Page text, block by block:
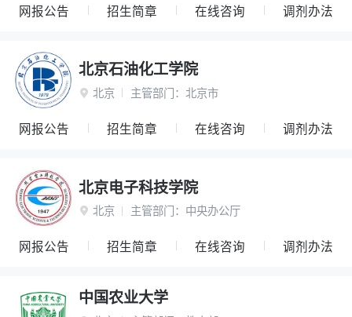
网报公告 招生简章 在线咨询 调剂办法
北京石油化工学院
 北京 主管部门： 北京市
网报公告 招生简章 在线咨询 调剂办法
北京电子科技学院
 北京 主管部门： 中央办公厅
网报公告 招生简章 在线咨询 调剂办法
中国农业大学